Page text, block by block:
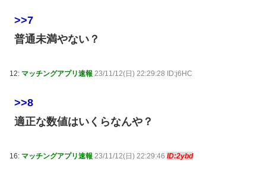
>>7
普通未満やない？
12: マッチングアプリ速報 23/11/12(日) 22:29:28 ID:j6HC
>>8
適正な数値はいくらなんや？
16: マッチングアプリ速報 23/11/12(日) 22:29:46 ID:2ybd